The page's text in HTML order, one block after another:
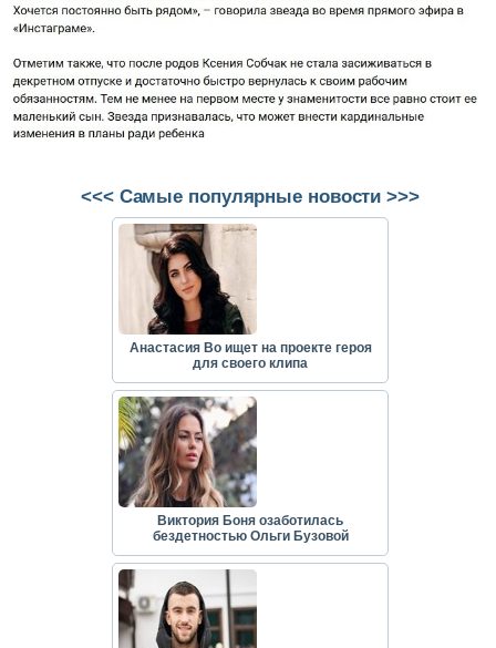
<<< Самые популярные новости >>>
Анастасия Во ищет на проекте героя
для своего клипа
Виктория Боня озаботилась
бездетностью Ольги Бузовой